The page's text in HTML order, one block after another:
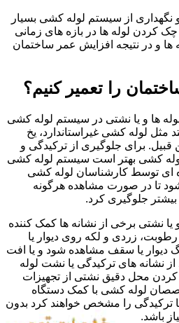
نگهداری از سیستم لوله کشی بسیار
کردن لوله ها در بازه های زمانی
و در نتیجه افزایش عمر ساختمان
را تعمیر کنیم؟
ها و یا نشتی در سیستم لوله کشی
مثل لوله کشی غیراستاندارد، یخ
قبیل. برای جلوگیری از ترکیدگی و
کشی بهتر است سیستم لوله کشی
ای توسط کارشناسان لوله کشی
تا در صورت مشاهده هرگونه
جلوگیری کرد.
نشتی برخی از نشانه ها کمک کننده
رطوبت، زردی و لکه روی دیوار یا
یا سقف مشاهده شود و یا افت
نشانه های ترکیدگی یا نشت لوله
کردن محل دقیق نشتی از تجهیزات
لوله کشی با کمک دستگاه
ترکیدگی را مشخص خواهند کرد بدون
باشد.